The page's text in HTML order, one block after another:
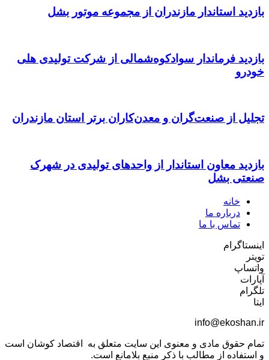
بازدید استاندار مازندران از مجموعه موتور بشل
بازدید فرماندار سوادکوه‌شمالی از شرکت تولیدی هلی
خودرو
تجلیل از صنعت‌گران و معدن‌کاران برتر استان مازندران
بازدید معاون استاندار از واحدهای تولیدی در شهرک
صنعتی بشل
خانه
درباره ما
تماس با ما
اینستاگرام
تویتر
واتساپ
آپارات
تلگرام
ایتا
info@ekoshan.ir
تمام حقوق مادی و معنوی این سایت متعلق به اقتصاد کوشان است
و استفاده از مطالب با ذکر منبع بلامانع است.